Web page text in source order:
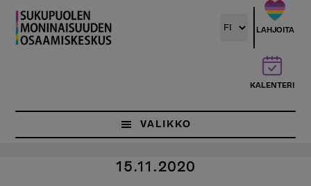
Hyppää
pääsisältöön
LAHJOITA
KALENTERI
VALIKKO
15.11.2020